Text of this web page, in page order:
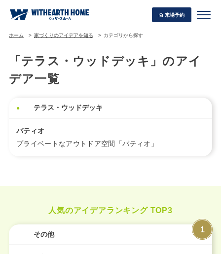
来場予約
ホーム 家づくりのアイデアを知る カテゴリから探す
「テラス・ウッドデッキ」のアイ
デア一覧
テラス・ウッドデッキ
パティオ
プライベートなアウトドア空間「パティオ」
人気のアイデアランキング TOP3
その他